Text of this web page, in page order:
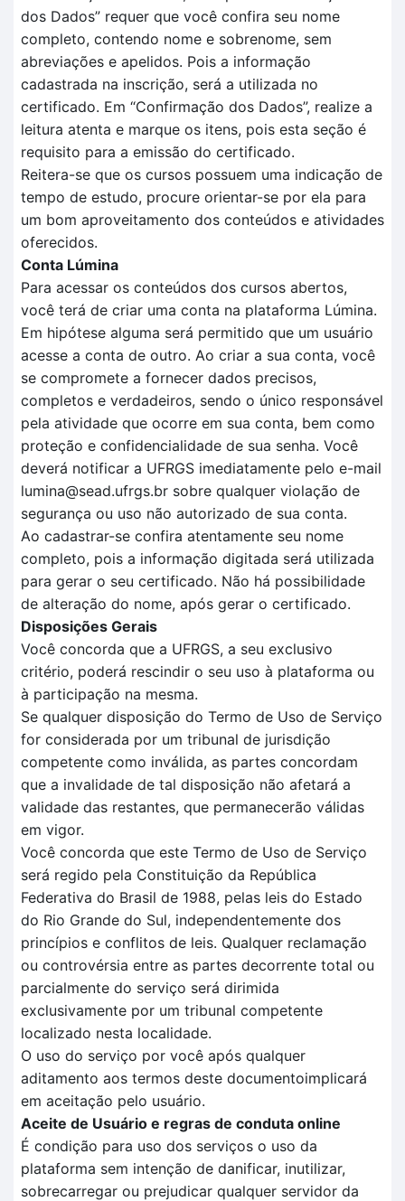
dos Dados” requer que você confira seu nome
completo, contendo nome e sobrenome, sem
abreviações e apelidos. Pois a informação
cadastrada na inscrição, será a utilizada no
certificado. Em “Confirmação dos Dados”, realize a
leitura atenta e marque os itens, pois esta seção é
requisito para a emissão do certificado.
Reitera-se que os cursos possuem uma indicação de
tempo de estudo, procure orientar-se por ela para
um bom aproveitamento dos conteúdos e atividades
oferecidos.
Conta Lúmina
Para acessar os conteúdos dos cursos abertos,
você terá de criar uma conta na plataforma Lúmina.
Em hipótese alguma será permitido que um usuário
acesse a conta de outro. Ao criar a sua conta, você
se compromete a fornecer dados precisos,
completos e verdadeiros, sendo o único responsável
pela atividade que ocorre em sua conta, bem como
proteção e confidencialidade de sua senha. Você
deverá notificar a UFRGS imediatamente pelo e-mail
lumina@sead.ufrgs.br sobre qualquer violação de
segurança ou uso não autorizado de sua conta.
Ao cadastrar-se confira atentamente seu nome
completo, pois a informação digitada será utilizada
para gerar o seu certificado. Não há possibilidade
de alteração do nome, após gerar o certificado.
Disposições Gerais
Você concorda que a UFRGS, a seu exclusivo
critério, poderá rescindir o seu uso à plataforma ou
à participação na mesma.
Se qualquer disposição do Termo de Uso de Serviço
for considerada por um tribunal de jurisdição
competente como inválida, as partes concordam
que a invalidade de tal disposição não afetará a
validade das restantes, que permanecerão válidas
em vigor.
Você concorda que este Termo de Uso de Serviço
será regido pela Constituição da República
Federativa do Brasil de 1988, pelas leis do Estado
do Rio Grande do Sul, independentemente dos
princípios e conflitos de leis. Qualquer reclamação
ou controvérsia entre as partes decorrente total ou
parcialmente do serviço será dirimida
exclusivamente por um tribunal competente
localizado nesta localidade.
O uso do serviço por você após qualquer
aditamento aos termos deste documentoimplicará
em aceitação pelo usuário.
Aceite de Usuário e regras de conduta online
É condição para uso dos serviços o uso da
plataforma sem intenção de danificar, inutilizar,
sobrecarregar ou prejudicar qualquer servidor da